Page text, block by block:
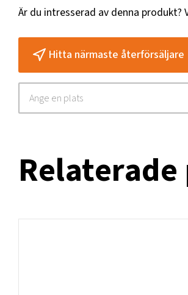
Är du intresserad av denna
Hitta närmaste återförsäljare